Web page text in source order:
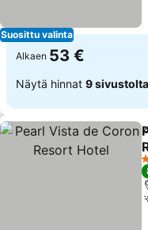
Suosittu valinta
Alkaen 53 €
Näytä hinnat 9 sivustolta